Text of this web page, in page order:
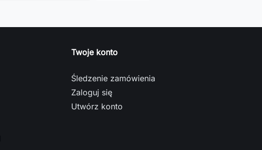
Twoje konto
Śledzenie zamówienia
Zaloguj się
Utwórz konto